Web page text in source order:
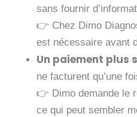
sans fournir
👉 Chez Dimo
est nécessaire avant
Un paiement plus
ne facturent qu’une
👉 Dimo demande le
ce qui peut sembler